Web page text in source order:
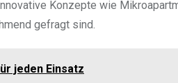
Konzepte wie
gefragt sind.
jeden Einsatz